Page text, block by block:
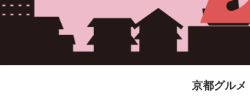
京都グルメ